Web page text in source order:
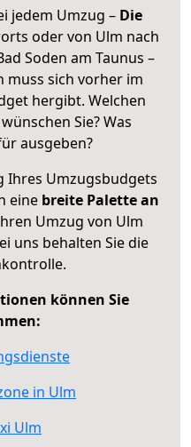
jedem Umzug – Die
oder von Ulm nach
Soden am Taunus –
muss sich vorher im
hergibt. Welchen
Sie? Was
ausgeben?
Ihres Umzugsbudgets
eine breite Palette an
Umzug von Ulm
uns behalten Sie die
können Sie
in Ulm
Ulm